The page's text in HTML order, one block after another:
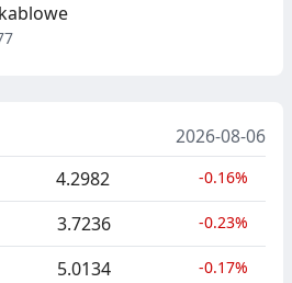
2026-08-06
4.2982 -0.16%
3.7236 -0.23%
5.0134 -0.17%